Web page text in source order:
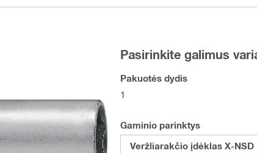
Pasirinkite galimus
Pakuotės dydis
1
Gaminio parinktys
Veržliarakčio įdėklas X-NSD